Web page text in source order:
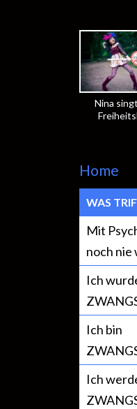
Nina
Home
WAS
Mit
noch nie
Ich
Ich bin
Ich